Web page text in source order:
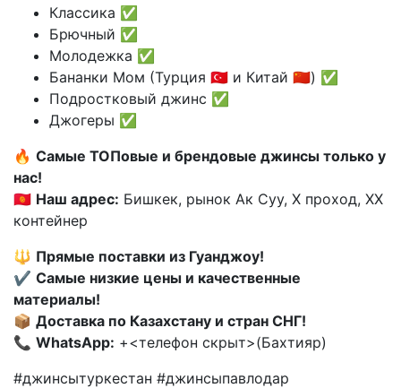
Классика ✅
Брючный ✅
Молодежка ✅
Бананки Мом (Турция 🇹🇷 и Китай 🇨🇳) ✅
Подростковый джинс ✅
Джогеры ✅
🔥 Самые ТОПовые и брендовые джинсы только у
нас!
🇰🇬 Наш адрес: Бишкек, рынок Ак Суу, X проход, XX
контейнер
🔱 Прямые поставки из Гуанджоу!
✔️ Самые низкие цены и качественные
материалы!
📦 Доставка по Казахстану и стран СНГ!
📞 WhatsApp: +<телефон скрыт>(Бахтияр)
#джинсытуркестан #джинсыпавлодар